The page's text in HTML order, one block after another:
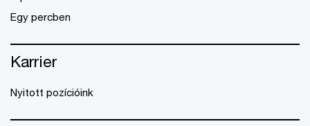
Egy percben
Karrier
Nyitott pozícióink